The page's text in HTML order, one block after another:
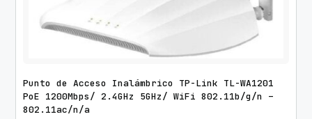
Punto de Acceso Inalámbrico TP-Link TL-WA1201
PoE 1200Mbps/ 2.4GHz 5GHz/ WiFi 802.11b/g/n –
802.11ac/n/a